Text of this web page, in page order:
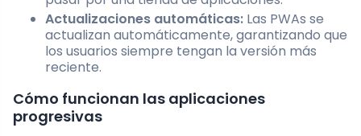
Actualizaciones automáticas: Las PWAs se
actualizan automáticamente, garantizando que
los usuarios siempre tengan la versión más
reciente.
Cómo funcionan las aplicaciones
progresivas